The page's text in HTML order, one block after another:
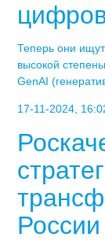
Теперь они
высокой
GenAI
17-11-2024,
России